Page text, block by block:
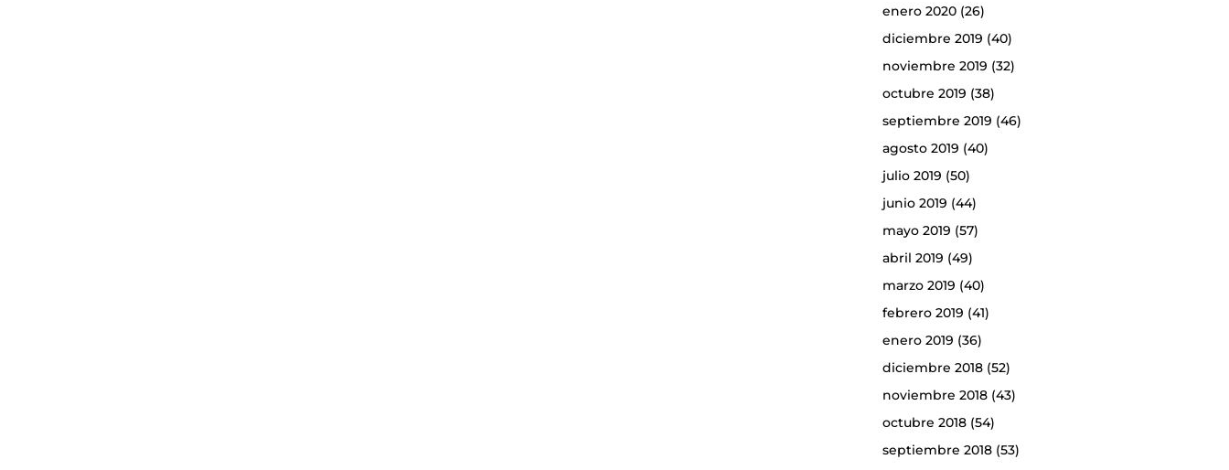
enero 2020(26)
diciembre 2019 (40)
noviembre 2019 (32)
octubre 2019 (38)
septiembre 2019 (46)
agosto 2019 (40)
julio 2019 (50)
junio 2019 (44)
mayo 2019 (57)
abril 2019 (49)
marzo 2019 (40)
febrero 2019 (41)
enero 2019 (36)
diciembre 2018(52)
noviembre 2018(43)
octubre 2018(54)
septiembre 2018(53)